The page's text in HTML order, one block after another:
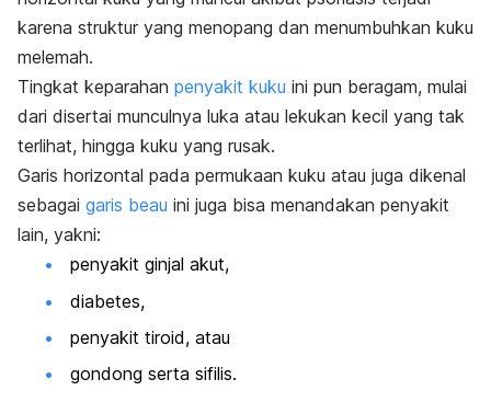
karena struktur yang menopang dan menumbuhkan kuku
melemah.
Tingkat keparahan penyakit kuku ini pun beragam, mulai
dari disertai munculnya luka atau lekukan kecil yang tak
terlihat, hingga kuku yang rusak.
Garis horizontal pada permukaan kuku atau juga dikenal
sebagai garis beau ini juga bisa menandakan penyakit
lain, yakni:
penyakit ginjal akut,
diabetes,
penyakit tiroid, atau
gondong serta sifilis.